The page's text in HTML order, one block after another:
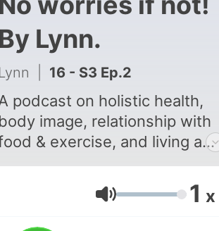
By Lynn.
Lynn 16 - S3 Ep.2
podcast on holistic health,
body image, relationship with
& exercise, and living a
authentic life. Enjoy.
Głośność 1 x